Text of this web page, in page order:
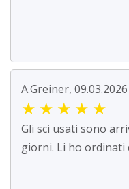
A.Greiner, 09.03.2026
★ ★ ★ ★ ★
Gli sci usati sono
giorni. Li ho ordinati